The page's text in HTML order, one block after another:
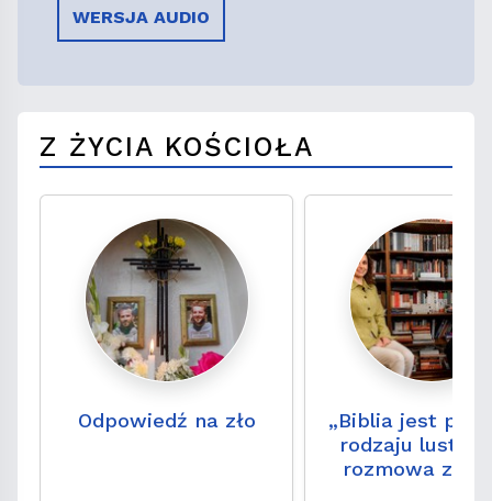
WERSJA AUDIO
Z ŻYCIA KOŚCIOŁA
Odpowiedź na zło
„Biblia jest
rodzaju
rozmowa z ks.